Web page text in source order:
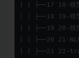
| | ├──17 18-模
| | ├──18 19-模
| | ├──19 20-模
| | ├──20 21-
| | ├──21 22-